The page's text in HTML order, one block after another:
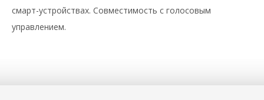
смарт-устройствах. Совместимость с голосовым
управлением.